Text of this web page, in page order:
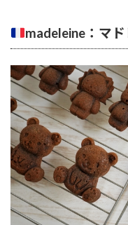
madeleine：マド